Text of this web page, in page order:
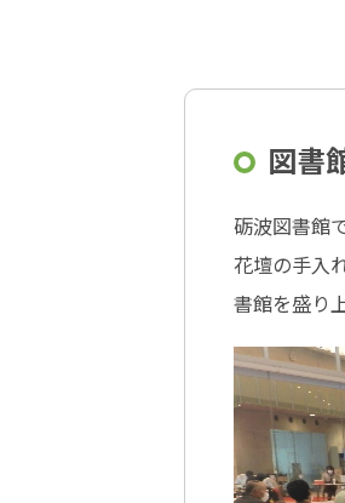
図書
砺波図書館
花壇の手入
書館を盛り